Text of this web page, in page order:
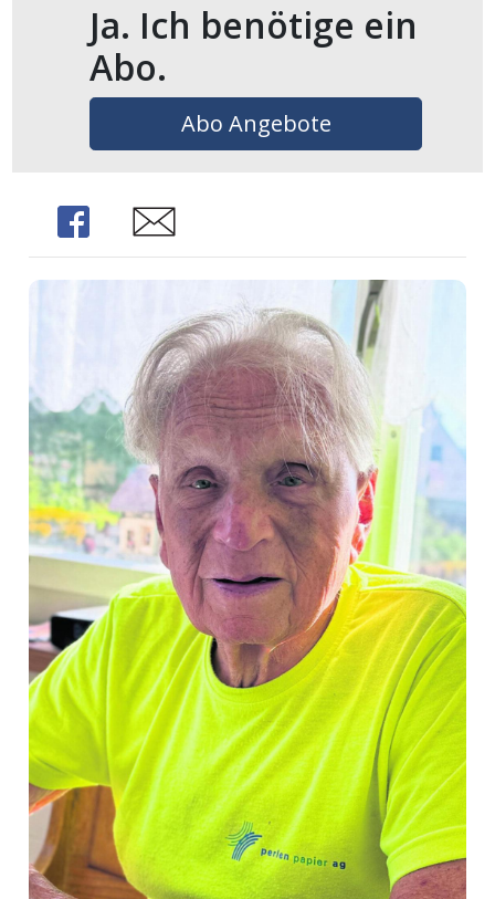
Ja. Ich benötige ein
Abo.
Abo Angebote
Share Share